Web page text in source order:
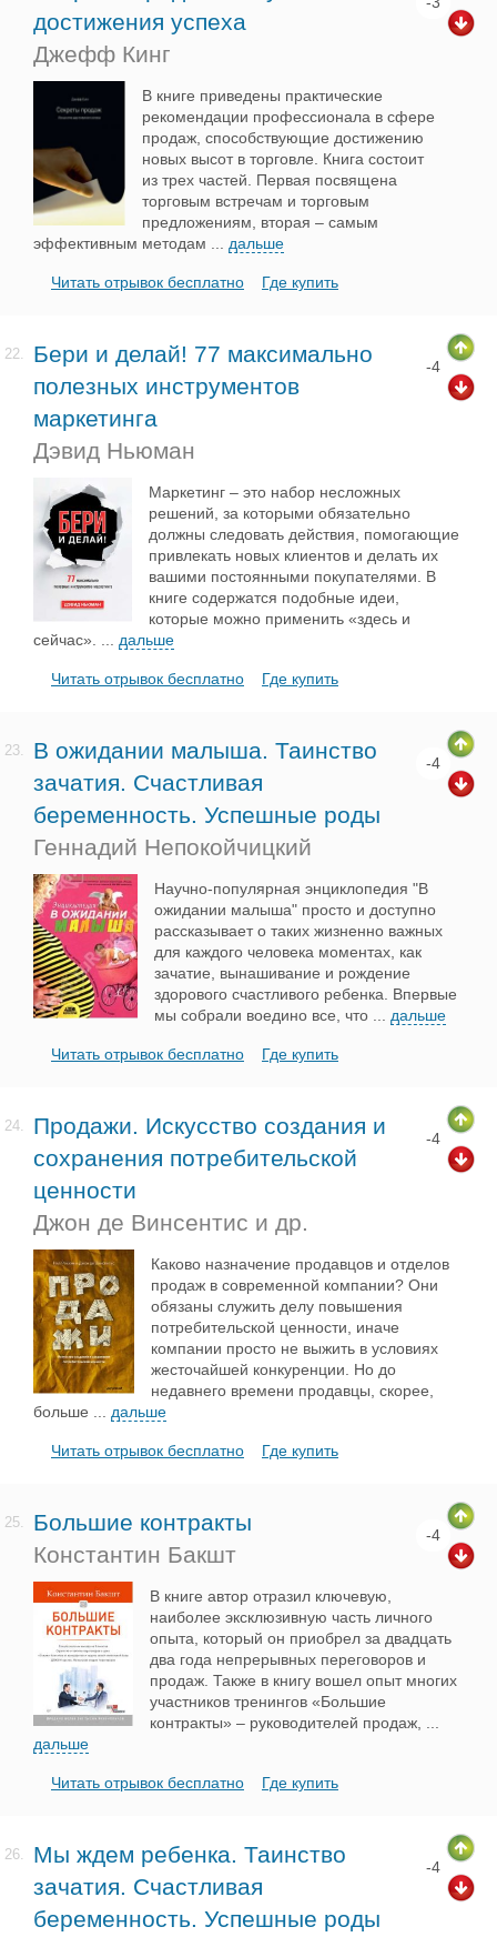
достижения успеха
Джефф Кинг
В книге приведены практические
рекомендации профессионала в сфере
продаж, способствующие достижению
новых высот в торговле. Книга состоит
из трех частей. Первая посвящена
торговым встречам и торговым
предложениям, вторая – самым
эффективным методам
дальше
Читать отрывок бесплатно Где купить
22.
Бери и делай! 77 максимально
полезных инструментов
маркетинга
Дэвид Ньюман
-4
Маркетинг – это набор несложных
решений, за которыми обязательно
должны следовать действия, помогающие
привлекать новых клиентов и делать их
вашими постоянными покупателями. В
книге содержатся подобные идеи,
которые можно применить «здесь и
сейчас».
дальше
Читать отрывок бесплатно Где купить
23.
В ожидании малыша. Таинство
зачатия. Счастливая
беременность. Успешные роды
Геннадий Непокойчицкий
-4
Научно-популярная энциклопедия "В
ожидании малыша" просто и доступно
рассказывает о таких жизненно важных
для каждого человека моментах, как
зачатие, вынашивание и рождение
здорового счастливого ребенка. Впервые
мы собрали воедино все, что
дальше
Читать отрывок бесплатно Где купить
24.
Продажи. Искусство создания и
сохранения потребительской
ценности
Джон де Винсентис и др.
-4
Каково назначение продавцов и отделов
продаж в современной компании? Они
обязаны служить делу повышения
потребительской ценности, иначе
компании просто не выжить в условиях
жесточайшей конкуренции. Но до
недавнего времени продавцы, скорее,
больше
дальше
Читать отрывок бесплатно Где купить
25.
Большие контракты
Константин Бакшт
-4
В книге автор отразил ключевую,
наиболее эксклюзивную часть личного
опыта, который он приобрел за двадцать
два года непрерывных переговоров и
продаж. Также в книгу вошел опыт многих
участников тренингов «Большие
контракты» – руководителей продаж,
дальше
Читать отрывок бесплатно Где купить
26.
Мы ждем ребенка. Таинство
зачатия. Счастливая
беременность. Успешные роды
-4